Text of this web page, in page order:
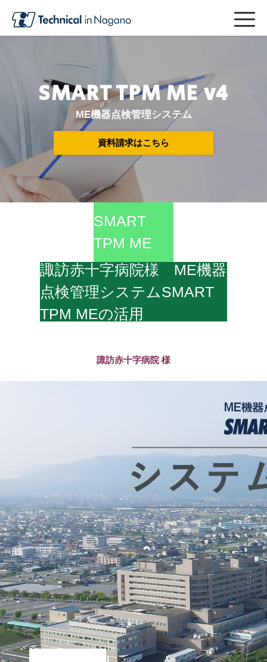
SMART TPM ME v4
ME機器点検管理システム
資料請求はこちら
SMART
TPM ME
諏訪赤十字病院様 ME機器
点検管理システムSMART
TPM MEの活用
諏訪赤十字病院 様